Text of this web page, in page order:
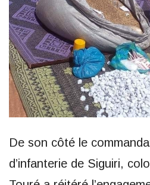
De son côté le
d’infanterie de Siguiri,